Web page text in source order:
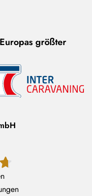
größter